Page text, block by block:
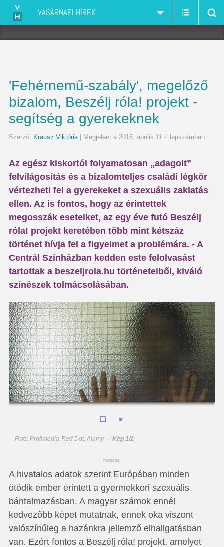
VASÁRNAPI HÍREK
'Fehérnemű-szabály', megelőző
bizalom, Beszélj róla! projekt -
segítség a gyerekeknek
Szerző: Krausz Viktória| Megjelent a 2015. április 11.-i lapszámban
Az egész kiskortól folyamatosan „adagolt”
felvilágosítás és a bizalomteljes családi légkör
vértezheti fel a gyerekeket a szexuális zaklatás
ellen. Az is fontos, hogy az érintettek
megosszák eseteiket, az egy éve futó Beszélj
róla! projekt keretében több mint kétszáz
történet hívja fel a figyelmet a problémára. - A
Centrál Színházban kedden este felolvasást
tartottak a beszeljrola.hu történeteiből, kiváló
színészek tolmácsolásában.
Fotó: Profimedia-Red Dot, Alamy-– Kép 1/2
hirdetes
A hivatalos adatok szerint Európában minden
ötödik ember érintett a gyermekkori szexuális
bántalmazásban. A magyar számok ennél
kedvezőbb képet mutatnak, ennek oka viszont
valószínűleg a hazánkra jellemző elhallgatásban
van. Ezért fontos a Beszélj róla! projekt, amelyet